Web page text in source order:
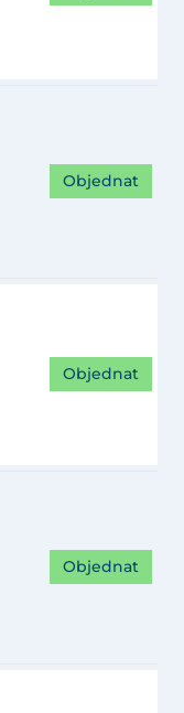
Objednat
Objednat
Objednat